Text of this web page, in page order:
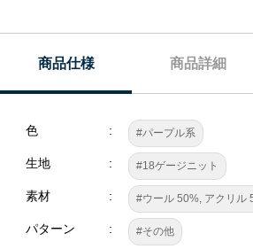
商品仕様 商品詳細
色 #パープル系
生地 #18ゲージニット
素材 #ウール 50%, アクリル
パターン #その他